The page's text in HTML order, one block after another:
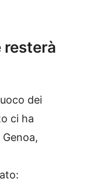
resterà
dei
ci ha